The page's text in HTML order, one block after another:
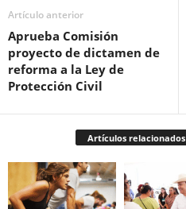
Artículo anterior
Aprueba Comisión
proyecto de dictamen de
reforma a la Ley de
Protección Civil
Artículos relacionados